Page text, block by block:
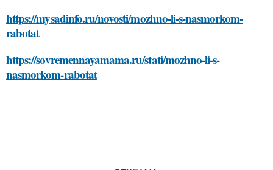
https://mysadinfo.ru/novosti/mozhno-li-s-nasmorkom-
rabotat
https://sovremennayamama.ru/stati/mozhno-li-s-
nasmorkom-rabotat